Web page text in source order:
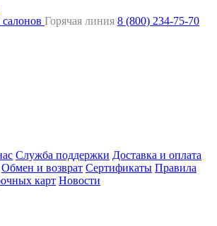
Горячая линия 8 (800) 234-75-70
Служба поддержки Доставка и оплата
Обмен и возврат Сертификаты Правила
карт Новости